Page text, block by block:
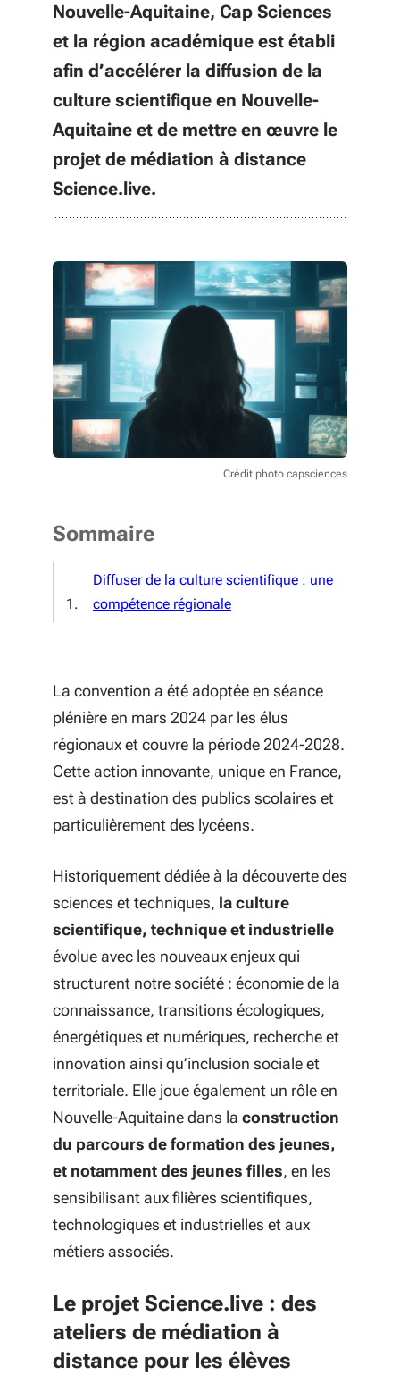
Nouvelle-Aquitaine, Cap Sciences
et la région académique est établi
afin d’accélérer la diffusion de la
culture scientifique en Nouvelle-
Aquitaine et de mettre en œuvre le
projet de médiation à distance
Science.live.
Crédit photo capsciences
Sommaire
Diffuser de la culture scientifique : une
compétence régionale
La convention a été adoptée en séance
plénière en mars 2024 par les élus
régionaux et couvre la période 2024-2028.
Cette action innovante, unique en France,
est à destination des publics scolaires et
particulièrement des lycéens.
Historiquement dédiée à la découverte des
sciences et techniques, la culture
scientifique, technique et industrielle
évolueavec les nouveaux enjeux qui
structurent notre société : économie de la
connaissance, transitions écologiques,
énergétiques et numériques, recherche et
innovation ainsi qu’inclusion sociale et
territoriale. Elle joue également un rôle en
Nouvelle-Aquitaine dans la construction
du parcours de formation des jeunes,
et notamment des jeunes filles, en les
sensibilisant aux filières scientifiques,
technologiques et industrielles et aux
métiers associés.
Le projet Science.live : des
ateliers de médiation à
distance pour les élèves